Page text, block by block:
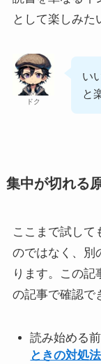
として楽しみた
ドク
い
と
集中が切れる
ここまで試して
のではなく、別
ります。この記
の記事で確認で
読み始める
ときの対処法